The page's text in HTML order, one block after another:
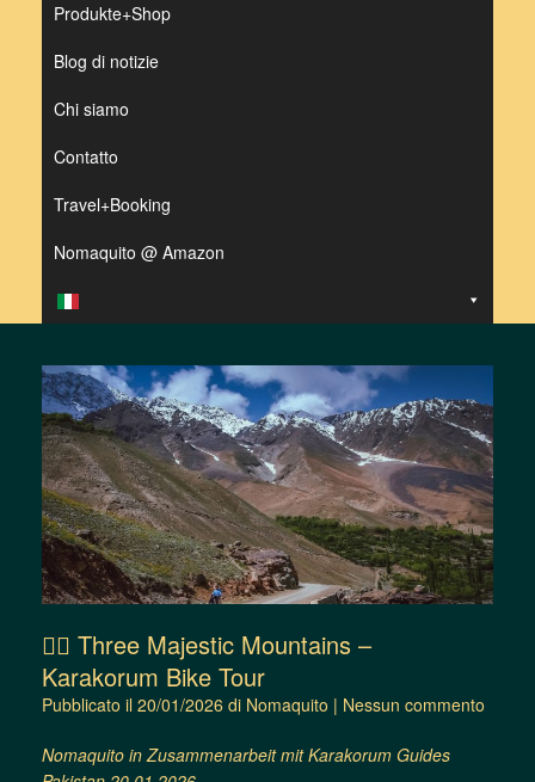
Produkte+Shop
Blog di notizie
Chi siamo
Contatto
Travel+Booking
Nomaquito @ Amazon
🚴‍♂️ Three Majestic Mountains –
Karakorum Bike Tour
Pubblicato il 20/01/2026 di Nomaquito | Nessun commento
Nomaquito in Zusammenarbeit mit Karakorum Guides